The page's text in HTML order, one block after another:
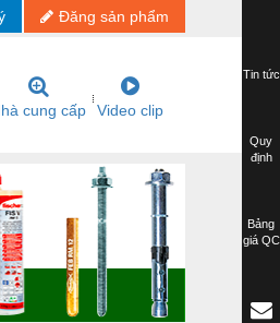
Đăng sản phẩm
cung cấp Video clip
Tin tức
Quy
định
Bảng
giá QC